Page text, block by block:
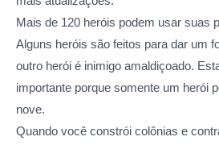
Mais de 120 heróis podem usar suas
Alguns heróis são feitos para dar um
outro herói é inimigo amaldiçoado.
importante porque somente um herói
nove.
Quando você constrói colônias e